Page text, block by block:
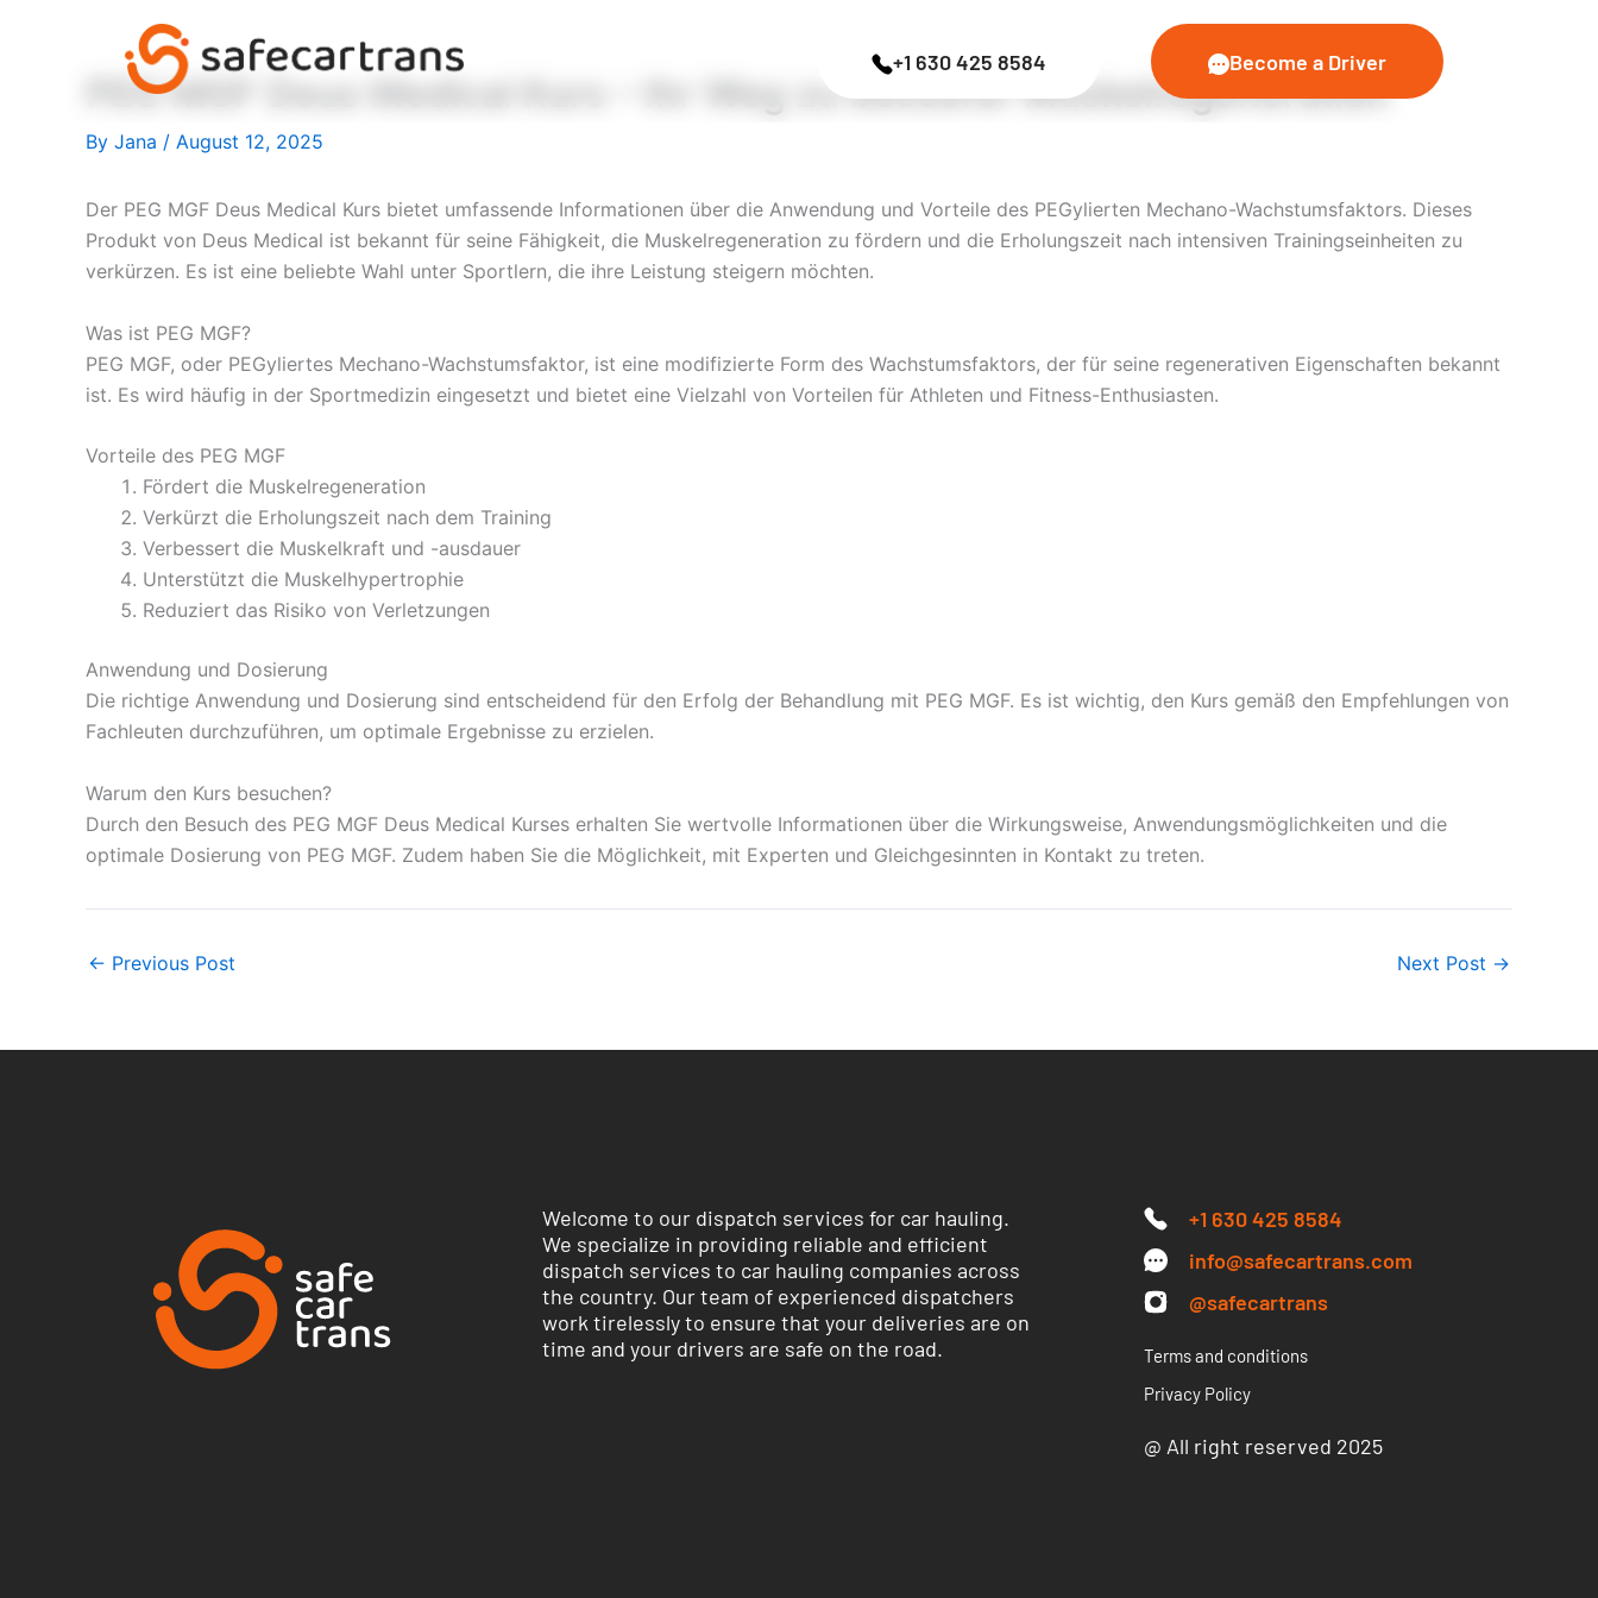
+1 630 425 8584 Become a Driver
PEG MGF Deus Medical Kurs – Ihr Weg zu besserer Muskelregeneration
By Jana / August 12, 2025
Der PEG MGF Deus Medical Kurs bietet umfassende Informationen über die Anwendung und Vorteile des PEGylierten Mechano-Wachstumsfaktors. Dieses
Produkt von Deus Medical ist bekannt für seine Fähigkeit, die Muskelregeneration zu fördern und die Erholungszeit nach intensiven Trainingseinheiten zu
verkürzen. Es ist eine beliebte Wahl unter Sportlern, die ihre Leistung steigern möchten.
Was ist PEG MGF?
PEG MGF, oder PEGyliertes Mechano-Wachstumsfaktor, ist eine modifizierte Form des Wachstumsfaktors, der für seine regenerativen Eigenschaften bekannt
ist. Es wird häufig in der Sportmedizin eingesetzt und bietet eine Vielzahl von Vorteilen für Athleten und Fitness-Enthusiasten.
Vorteile des PEG MGF
Fördert die Muskelregeneration
Verkürzt die Erholungszeit nach dem Training
Verbessert die Muskelkraft und -ausdauer
Unterstützt die Muskelhypertrophie
Reduziert das Risiko von Verletzungen
Anwendung und Dosierung
Die richtige Anwendung und Dosierung sind entscheidend für den Erfolg der Behandlung mit PEG MGF. Es ist wichtig, den Kurs gemäß den Empfehlungen von
Fachleuten durchzuführen, um optimale Ergebnisse zu erzielen.
Warum den Kurs besuchen?
Durch den Besuch des PEG MGF Deus Medical Kurses erhalten Sie wertvolle Informationen über die Wirkungsweise, Anwendungsmöglichkeiten und die
optimale Dosierung von PEG MGF. Zudem haben Sie die Möglichkeit, mit Experten und Gleichgesinnten in Kontakt zu treten.
← Previous Post Next Post →
Welcome to our dispatch services for car hauling.
We specialize in providing reliable and efficient
dispatch services to car hauling companies across
the country. Our team of experienced dispatchers
work tirelessly to ensure that your deliveries are on
time and your drivers are safe on the road.
+1 630 425 8584
info@safecartrans.com
@safecartrans
Terms and conditions
Privacy Policy
@ All right reserved 2025